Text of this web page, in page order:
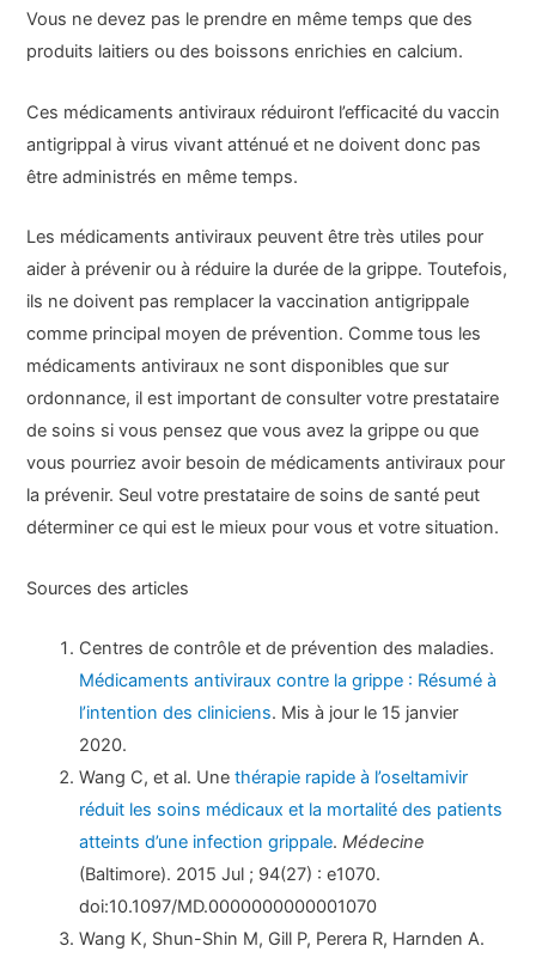
Vous ne devez pas le prendre en même temps que des
produits laitiers ou des boissons enrichies en calcium.
Ces médicaments antiviraux réduiront l’efficacité du vaccin
antigrippal à virus vivant atténué et ne doivent donc pas
être administrés en même temps.
Les médicaments antiviraux peuvent être très utiles pour
aider à prévenir ou à réduire la durée de la grippe. Toutefois,
ils ne doivent pas remplacer la vaccination antigrippale
comme principal moyen de prévention. Comme tous les
médicaments antiviraux ne sont disponibles que sur
ordonnance, il est important de consulter votre prestataire
de soins si vous pensez que vous avez la grippe ou que
vous pourriez avoir besoin de médicaments antiviraux pour
la prévenir. Seul votre prestataire de soins de santé peut
déterminer ce qui est le mieux pour vous et votre situation.
Sources des articles
Centres de contrôle et de prévention des maladies.
Médicaments antiviraux contre la grippe : Résumé à
l’intention des cliniciens. Mis à jour le 15 janvier
2020.
Wang C, et al. Unethérapie rapide à l’oseltamivir
réduit les soins médicaux et la mortalité des patients
atteints d’une infection grippale.Médecine
(Baltimore). 2015 Jul ; 94(27) : e1070.
doi:10.1097/MD.0000000000001070
Wang K, Shun-Shin M, Gill P, Perera R, Harnden A.